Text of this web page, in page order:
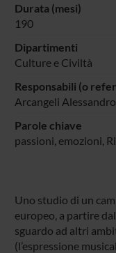
Durata (mesi)
190
Dipartimenti
Culture e Civiltà
Responsabili (o
Arcangeli Alessandro
Parole chiave
passioni, emozioni,
Uno studio di un
europeo, a partire
sguardo ad altri
(l’espressione